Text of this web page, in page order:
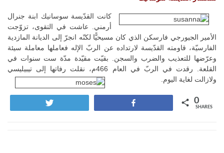
كانت القدّيسة سوسانيك ابنة جنرال
أرمني. عاشت في التقوى، تزوّجت
الأمير الجيورجي فارسكن الذي كان مسيحيًّا لكنّه انجرّ إلى الديانة المازدية
الفارسيّة، قاومته القدّيسة لارتداده عن الربّ الإله فعاملها معاملة سيئة
وعرّضها للتعذيب والضرب والسجن. بقيّت مقيّدة مدّة ست سنوات في
القلعة. رقدت في الربّ في العام 466م، نقلت رفاتها إلى تيبيليسي
ولازالت لغاية اليوم.
0
SHARES